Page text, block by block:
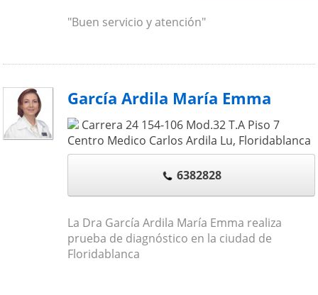
"Buen servicio y atención"
García Ardila María Emma
Carrera 24 154-106 Mod.32 T.A Piso 7
Centro Medico Carlos Ardila Lu, Floridablanca
6382828
La Dra García Ardila María Emma realiza
prueba de diagnóstico en la ciudad de
Floridablanca